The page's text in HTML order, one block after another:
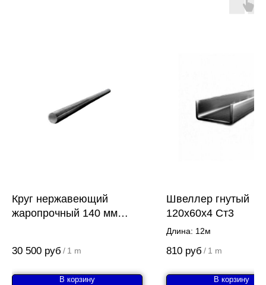
Круг нержавеющий
жаропрочный 140 мм
30 500 руб / 1 m
В корзину
Швеллер гнутый
120x60x4 Ст3
Длина: 12м
810 руб / 1 m
В корзину